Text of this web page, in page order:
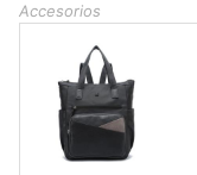
Accesorios